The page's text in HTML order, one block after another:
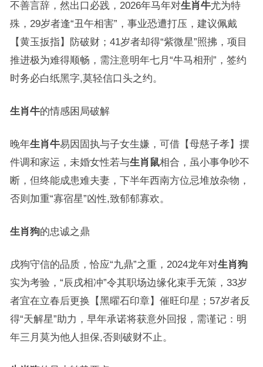
不善言辞，然出口必践，2026年马年对生肖牛尤为特
殊，29岁者逢“丑午相害”，事业恐遭打压，建议佩戴
【黄玉扳指】防破财；41岁者却得“紫微星”照拂，项目
推进极为难得顺畅，需注意明年七月“牛马相刑”，签约
时务必白纸黑字,莫轻信口头之约。
生肖牛的情感困局破解
晚年生肖牛易因固执与子女生嫌，可借【母慈子孝】摆
件调和家运，未婚女性若与生肖鼠相合，虽小事争吵不
断，但终能成患难夫妻，下半年西南方位忌堆放杂物，
否则加重“寡宿星”凶性,致郁郁寡欢。
生肖狗的忠诚之鼎
戌狗守信的品质，恰应“九鼎”之重，2024龙年对生肖狗
实为考验，“辰戌相冲”令其职场边缘化束手无策，33岁
者宜在立春后更换【黑曜石印章】催旺印星；57岁者反
得“天解星”助力，早年承诺将获意外回报，需谨记：明
年三月莫为他人担保,否则破财不止。